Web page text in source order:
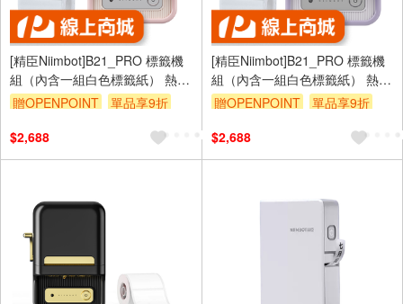
[精臣Niimbot]B21_PRO 標籤機
組（內含一組白色標籤紙） 熱感
應標籤機—櫻花粉
贈OPENPOINT
單品享9折
$2,688
[精臣Niimbot]B21_PRO 標籤機
組（內含一組白色標籤紙） 熱感
應標籤機—莫奈紫
贈OPENPOINT
單品享9折
$2,688